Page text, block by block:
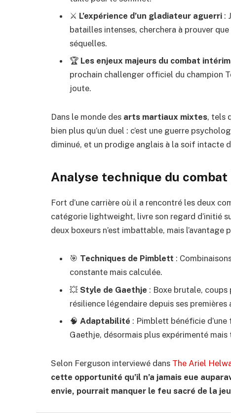
⚔️ L’expérience d’un gladiateur aguerri :
batailles intenses, cherchera à prouver
séquelles.
🏆 Les enjeux majeurs du combat
prochain challenger officiel du champion
joute.
Dans le monde des arts martiaux mixtes, tels
bien plus qu’un duel : c’est une guerre
diminué, et un prodige anglais à la soif intacte
Analyse technique du
Fort d’une carrière où il a rencontré les deux
catégorie lightweight, livre son regard d’initié
deux boxeurs n’est imbattable, mais
🎯 Techniques de Pimblett :
constante mais calculée.
💥 Style de Gaethje : Boxe brutale,
résilience légendaire depuis ses premières
🧠 Adaptabilité : Pimblett bénéficie
Gaethje, désormais plus expérimenté
Selon Ferguson interviewé dans The Ariel
cette opportunité qu’il n’a jamais eue
envie, pourrait manquer le feu sacré de la